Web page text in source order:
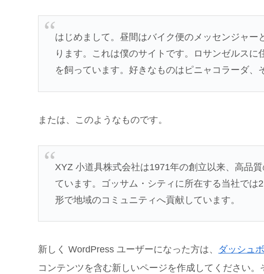
はじめまして。昼間はバイク便のメッセンジャー
ります。これは僕のサイトです。ロサンゼルス
を飼っています。好きなものはピニャコラーダ、
または、このようなものです。
XYZ 小道具株式会社は1971年の創立以来、高品
ています。ゴッサム・シティに所在する当社で
形で地域のコミュニティへ貢献しています。
新しく WordPress ユーザーになった方は、 ダッシュ
コンテンツを含む新しいページを作成してください